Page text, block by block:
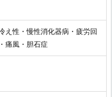
え性・慢性消化器病・疲労回
痛風・胆石症